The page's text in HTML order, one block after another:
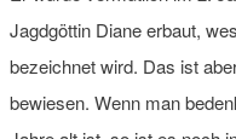
Jagdgöttin Diane erbaut,
bezeichnet wird. Das ist
bewiesen. Wenn man